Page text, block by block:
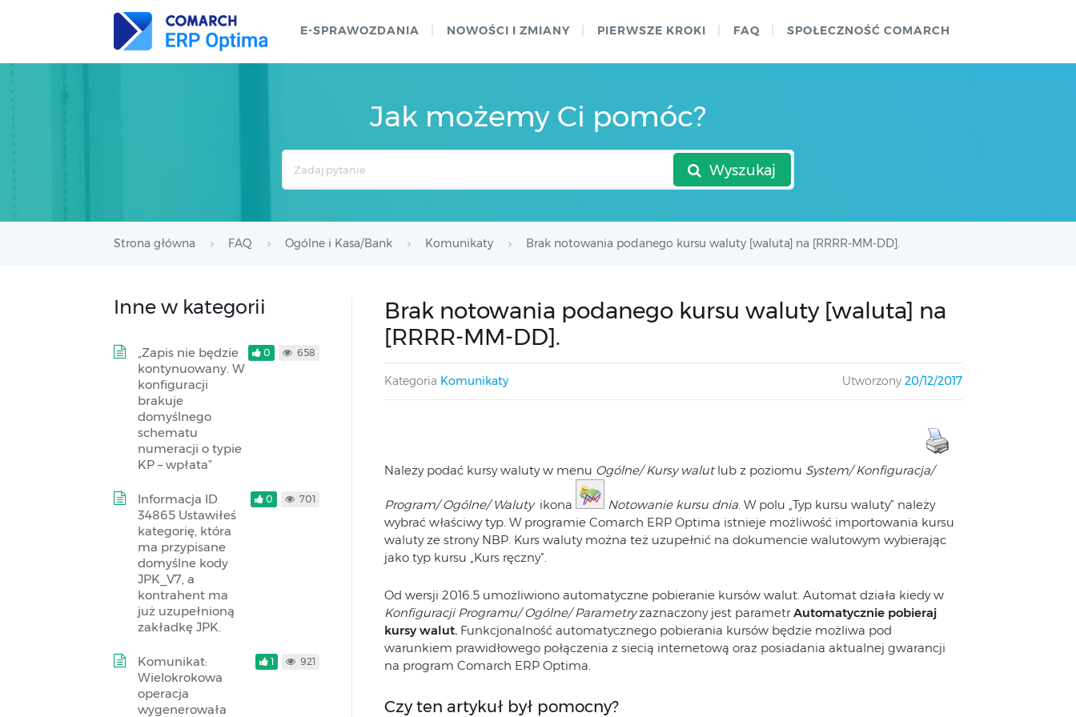
E-SPRAWOZDANIA NOWOŚCI I ZMIANY PIERWSZE KROKI FAQ SPOŁECZNOŚĆ COMARCH
Jak możemy Ci pomóc?
Wyszukaj
Strona główna FAQ Ogólne i Kasa/Bank Komunikaty Brak notowania podanego kursu waluty [waluta] na [RRRR-MM-DD].
Brak notowania podanego kursu waluty [waluta] na
[RRRR-MM-DD].
Kategoria Komunikaty Utworzony 20/12/2017
Należy podać kursy waluty w menu Ogólne/ Kursy walutlub z poziomu System/ Konfiguracja/
Program/ Ogólne/ Walutyikona Notowanie kursu dnia. W polu „Typ kursu waluty” należy
wybrać właściwy typ. W programie Comarch ERP Optima istnieje możliwość importowania kursu
waluty ze strony NBP. Kurs waluty można też uzupełnić na dokumencie walutowym wybierając
jako typ kursu „Kurs ręczny”.
Od wersji 2016.5 umożliwiono automatyczne pobieranie kursów walut. Automat działa kiedy w
Konfiguracji Programu/ Ogólne/ Parametryzaznaczony jest parametrAutomatycznie pobieraj
kursy walut.Funkcjonalność automatycznego pobierania kursów będzie możliwa pod
warunkiem prawidłowego połączenia z siecią internetową oraz posiadania aktualnej gwarancji
na program Comarch ERP Optima.
Czy ten artykuł był pomocny?
Inne w kategorii
„Zapis nie będzie
kontynuowany. W
konfiguracji
brakuje
domyślnego
schematu
numeracji o typie
KP – wpłata”
0 658
Informacja ID
34865 Ustawiłeś
kategorię, która
ma przypisane
domyślne kody
JPK_V7, a
kontrahent ma
już uzupełnioną
zakładkę JPK.
0 701
Komunikat:
Wielokrokowa
operacja
wygenerowała
1 921